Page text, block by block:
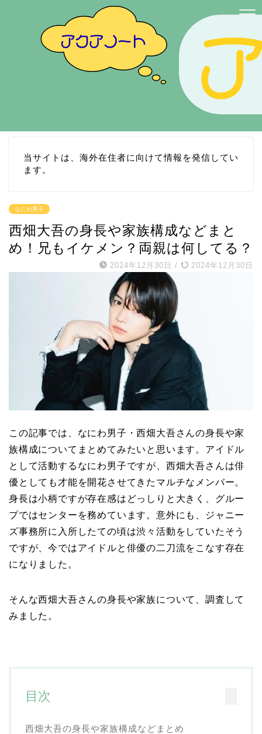
当サイトは、海外在住者に向けて情報を発信してい
ます。
なにわ男子
西畑大吾の身長や家族構成などまと
め！兄もイケメン？両親は何してる？
2024年12月30日 / 2024年12月30日
この記事では、なにわ男子・西畑大吾さんの身長や家
族構成についてまとめてみたいと思います。アイドル
として活動するなにわ男子ですが、西畑大吾さんは俳
優としても才能を開花させてきたマルチなメンバー。
身長は小柄ですが存在感はどっしりと大きく、グルー
プではセンターを務めています。意外にも、ジャニー
ズ事務所に入所したての頃は渋々活動をしていたそう
ですが、今ではアイドルと俳優の二刀流をこなす存在
になりました。
そんな西畑大吾さんの身長や家族について、調査して
みました。
目次
西畑大吾の身長や家族構成などまとめ